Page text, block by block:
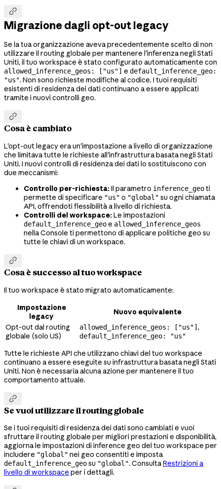

Migrazione dagli opt-out legacy
Se la tua organizzazione aveva precedentemente scelto di non
utilizzare il routing globale per mantenere l'inferenza negli Stati
Uniti, il tuo workspace è stato configurato automaticamente con
allowed_inference_geos: ["us"] e default_inference_geo:
"us". Non sono richieste modifiche al codice. I tuoi requisiti
esistenti di residenza dei dati continuano a essere applicati
tramite i nuovi controlli geo.

Cosa è cambiato
L'opt-out legacy era un'impostazione a livello di organizzazione
che limitava tutte le richieste all'infrastruttura basata negli Stati
Uniti. I nuovi controlli di residenza dei dati lo sostituiscono con
due meccanismi:
Controllo per-richiesta:Il parametro inference_geoti
permette di specificare "us" o "global" su ogni chiamata
API, offrendoti flessibilità a livello di richiesta.
Controlli del workspace:Le impostazioni
default_inference_geoe allowed_inference_geos
nella Console ti permettono di applicare politiche geo su
tutte le chiavi di un workspace.

Cosa è successo al tuo workspace
Il tuo workspace è stato migrato automaticamente:
Impostazione
legacy
Nuovo equivalente
Opt-out dal routing
globale (solo US)
allowed_inference_geos: ["us"],
default_inference_geo: "us"
Tutte le richieste API che utilizzano chiavi del tuo workspace
continuano a essere eseguite su infrastruttura basata negli Stati
Uniti. Non è necessaria alcuna azione per mantenere il tuo
comportamento attuale.

Se vuoi utilizzare il routing globale
Se i tuoi requisiti di residenza dei dati sono cambiati e vuoi
sfruttare il routing globale per migliori prestazioni e disponibilità,
aggiorna le impostazioni di inference geo del tuo workspace per
includere "global" nei geo consentiti e imposta
default_inference_geosu "global". ConsultaRestrizioni a
livello di workspace per i dettagli.